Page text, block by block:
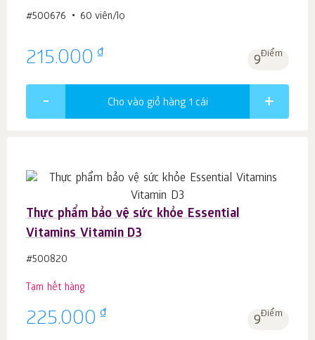
#500676 60 viên/lọ
215.000 ₫ 9Điểm
Cho vào giỏ hàng 1 cái
Thực phẩm bảo vệ sức khỏe Essential
Vitamins Vitamin D3
#500820
Tạm hết hàng
225.000 ₫ 9Điểm